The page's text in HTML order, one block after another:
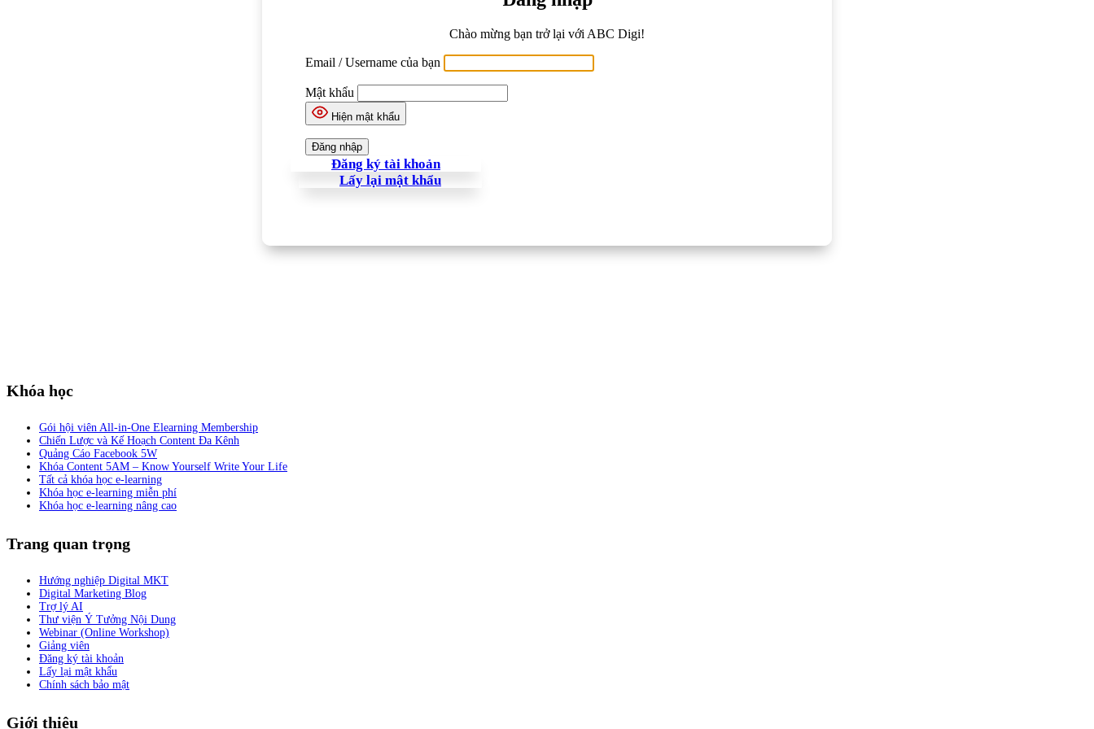
Chào mừng bạn trở lại với ABC Digi!
Email / Username của bạn
Mật khẩu
Hiện mật khẩu
Đăng ký tài khoản
Lấy lại mật khẩu
Khóa học
Gói hội viên All-in-One Elearning Membership
Chiến Lược và Kế Hoạch Content Đa Kênh
Quảng Cáo Facebook 5W
Khóa Content 5AM – Know Yourself Write Your Life
Tất cả khóa học e-learning
Khóa học e-learning miễn phí
Khóa học e-learning nâng cao
Trang quan trọng
Hướng nghiệp Digital MKT
Digital Marketing Blog
Trợ lý AI
Thư viện Ý Tưởng Nội Dung
Webinar (Online Workshop)
Giảng viên
Đăng ký tài khoản
Lấy lại mật khẩu
Chính sách bảo mật
Giới thiệu